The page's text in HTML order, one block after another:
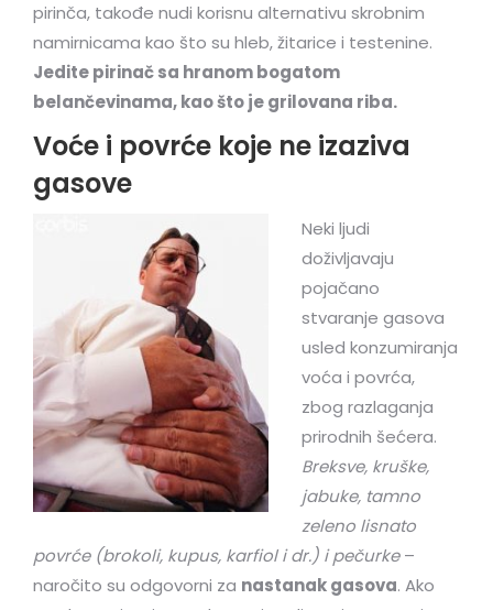
pirinča, takođe nudi korisnu alternativu skrobnim
namirnicama kao što su hleb, žitarice i testenine.
Jedite pirinač sa hranom bogatom
belančevinama, kao što je grilovana riba.
Voće i povrće koje ne izaziva
gasove
Neki ljudi
doživljavaju
pojačano
stvaranje gasova
usled konzumiranja
voća i povrća,
zbog razlaganja
prirodnih šećera.
Breksve, kruške,
jabuke, tamno
zeleno lisnato
povrće (brokoli, kupus, karfiol i dr.) i pečurke–
naročito su odgovorni za nastanak gasova. Ako